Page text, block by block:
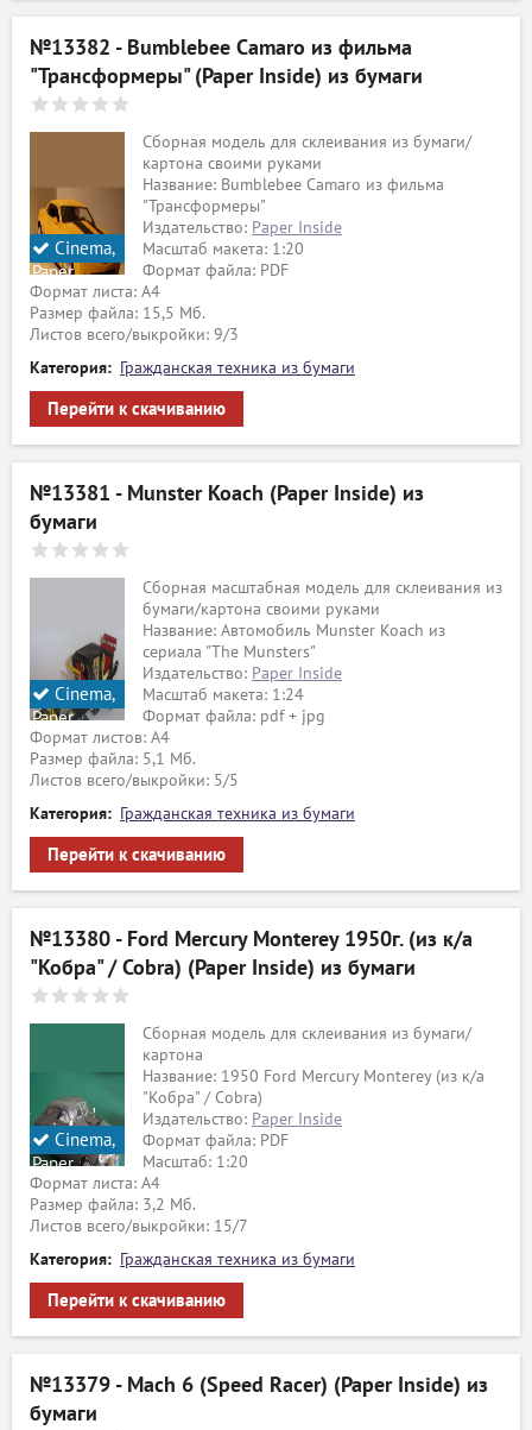
№13382 - Bumblebee Camaro из фильма
"Трансформеры" (Paper Inside) из бумаги
Cinema,
Paper
Inside
Сборная модель для склеивания из бумаги/
картона своими руками
Название: Bumblebee Camaro из фильма
"Трансформеры"
Издательство: Paper Inside
Масштаб макета: 1:20
Формат файла: PDF
Формат листа: А4
Размер файла: 15,5 Мб.
Листов всего/выкройки: 9/3
Категория: Гражданская техника из бумаги
Перейти к скачиванию
№13381 - Munster Koach (Paper Inside) из
бумаги
Cinema,
Paper
Inside
Сборная масштабная модель для склеивания из
бумаги/картона своими руками
Название: Автомобиль Munster Koach из
сериала "The Munsters"
Издательство: Paper Inside
Масштаб макета: 1:24
Формат файла: pdf + jpg
Формат листов: A4
Размер файла: 5,1 Мб.
Листов всего/выкройки: 5/5
Категория: Гражданская техника из бумаги
Перейти к скачиванию
№13380 - Ford Mercury Monterey 1950г. (из к/a
"Кобра" / Cobra) (Paper Inside) из бумаги
Cinema,
Paper
Inside
Сборная модель для склеивания из бумаги/
картона
Название: 1950 Ford Mercury Monterey (из к/a
"Кобра" / Cobra)
Издательство: Paper Inside
Формат файла: PDF
Масштаб: 1:20
Формат листа: А4
Размер файла: 3,2 Мб.
Листов всего/выкройки: 15/7
Категория: Гражданская техника из бумаги
Перейти к скачиванию
№13379 - Mach 6 (Speed Racer) (Paper Inside) из
бумаги